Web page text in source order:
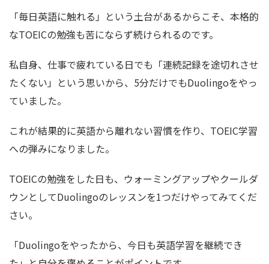
「毎日英語に触れる」という土台があるからこそ、本格的
なTOEICの勉強も苦にならず続けられるのです。
私自身、仕事で疲れている日でも「連続記録を途切れさせ
たくない」という思いから、5分だけでもDuolingoをやっ
ていました。
これが結果的に英語から離れない習慣を作り、TOEIC学習
への弾みになりました。
TOEICの勉強をした日も、ウォーミングアップやクールダ
ウンとしてDuolingoのレッスンを1つだけやってみてくだ
さい。
「Duolingoをやったから、今日も英語学習を継続でき